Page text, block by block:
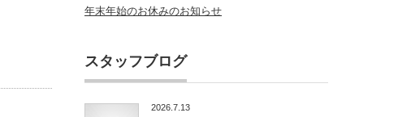
年末年始のお休みのお知らせ
スタッフブログ
2026.7.13